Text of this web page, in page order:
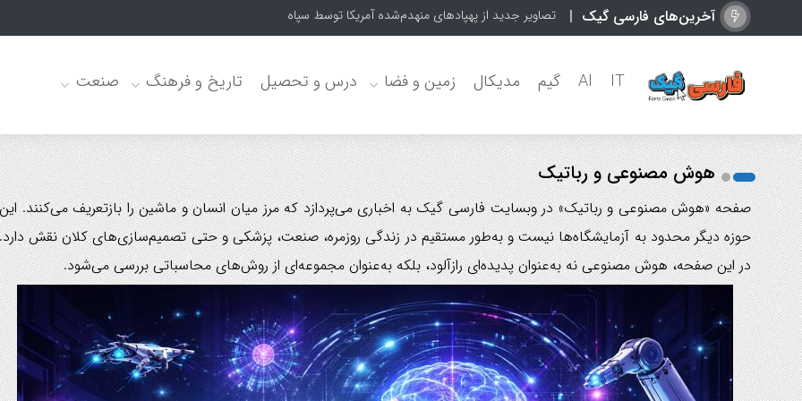
آخرین‌های فارسی گیک تصاویر جدید از پهپادهای منهدم‌شده آمریکا توسط سپاه
IT
AI گیم مدیکال زمین و فضا درس و تحصیل تاریخ و فرهنگ صنعت
هوش مصنوعی و رباتیک
صفحه «هوش مصنوعی و رباتیک» در وبسایت فارسی گیک به اخباری می‌پردازد که مرز میان انسان و ماشین را بازتعریف می‌کنند. این
حوزه دیگر محدود به آزمایشگاه‌ها نیست و به‌طور مستقیم در زندگی روزمره، صنعت، پزشکی و حتی تصمیم‌سازی‌های کلان نقش دارد.
در این صفحه، هوش مصنوعی نه به‌عنوان پدیده‌ای رازآلود، بلکه به‌عنوان مجموعه‌ای از روش‌های محاسباتی بررسی می‌شود.